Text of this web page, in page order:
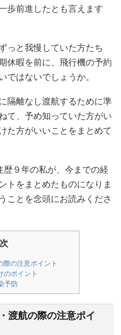
歩前進したとも言えます
っと我慢していた方たち
休暇を前に、飛行機の予約
ではないでしょうか。
隔離なし渡航するために準
て、予め知っていた方がい
た方がいいことをまとめて
９年の私が、今までの経
トをまとめたものになりま
ことを念頭にお読みくださ
際の注意ポイント
のポイント
予防
渡航の際の注意ポイ